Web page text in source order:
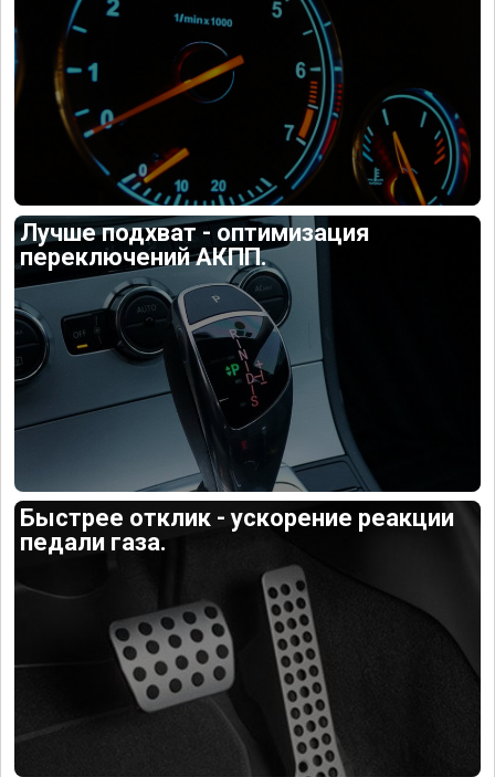
Лучше подхват - оптимизация
переключений АКПП.
Быстрее отклик - ускорение реакции
педали газа.